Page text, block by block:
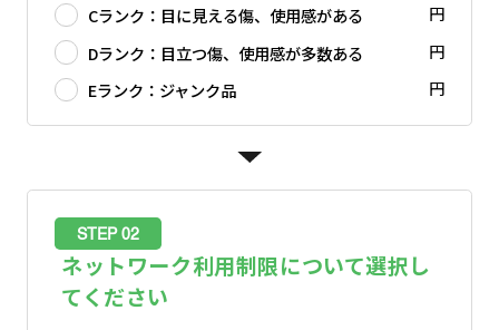
Cランク：目に見える傷、使用感がある
円
Dランク：目立つ傷、使用感が多数ある
円
Eランク：ジャンク品
円
STEP 02
ネットワーク利用制限について選択し
てください